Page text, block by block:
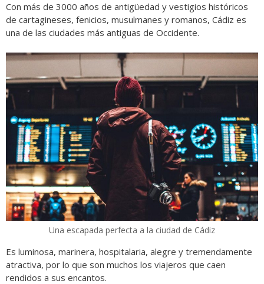
Con más de 3000 años de antigüedad y vestigios históricos
de cartagineses, fenicios, musulmanes y romanos, Cádiz es
una de las ciudades más antiguas de Occidente.
Una escapada perfecta a la ciudad de Cádiz
Es luminosa, marinera, hospitalaria, alegre y tremendamente
atractiva, por lo que son muchos los viajeros que caen
rendidos a sus encantos.